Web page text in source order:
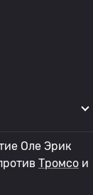
Оле Эрик
Тромсо и